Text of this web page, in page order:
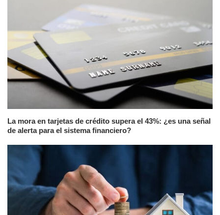
La mora en tarjetas de crédito supera el 43%: ¿es una señal
de alerta para el sistema financiero?